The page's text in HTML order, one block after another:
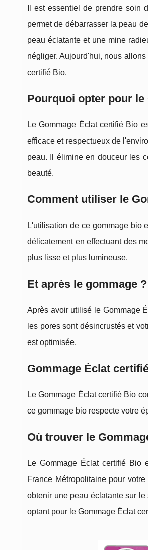
Il est essentiel de prendre
permet de débarrasser la peau
peau éclatante et une mine
négliger. Aujourd'hui, nous
certifié Bio.
Pourquoi opter pour
Le Gommage Éclat certifié Bio
efficace et respectueux de
peau. Il élimine en douceur les
beauté.
Comment utiliser le
L'utilisation de ce gommage bio
délicatement en effectuant des
plus lisse et plus lumineuse.
Et après le gommage ?
Après avoir utilisé le Gommage
les pores sont désincrustés et
est optimisée.
Gommage Éclat
Le Gommage Éclat certifié Bio
ce gommage bio respecte votre
Où trouver le
Le Gommage Éclat certifié Bio
France Métropolitaine pour
obtenir une peau éclatante sur
optant pour le Gommage Éclat